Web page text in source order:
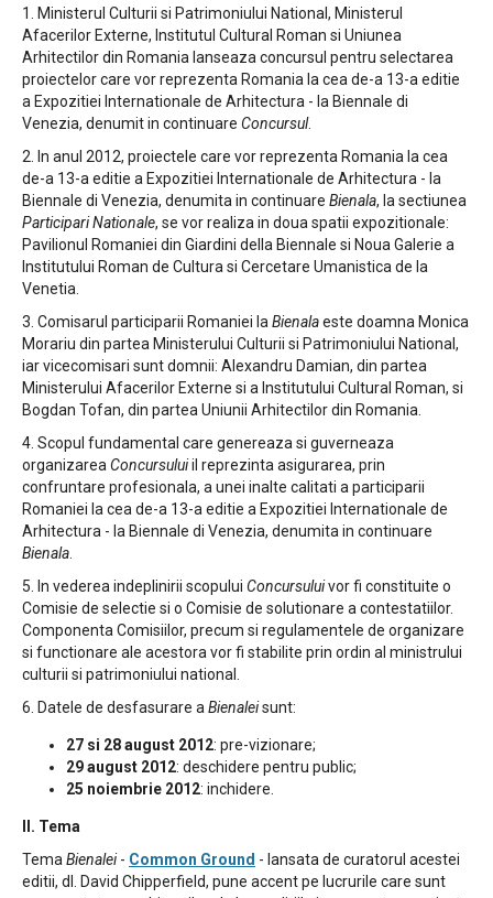
1. Ministerul Culturii si Patrimoniului National, Ministerul
Afacerilor Externe, Institutul Cultural Roman si Uniunea
Arhitectilor din Romania lanseaza concursul pentru selectarea
proiectelor care vor reprezenta Romania la cea de-a 13-a editie
a Expozitiei Internationale de Arhitectura - la Biennale di
Venezia, denumit in continuare Concursul.
2. In anul 2012, proiectele care vor reprezenta Romania la cea
de-a 13-a editie a Expozitiei Internationale de Arhitectura - la
Biennale di Venezia, denumita in continuare Bienala, la sectiunea
Participari Nationale, se vor realiza in doua spatii expozitionale:
Pavilionul Romaniei din Giardini della Biennale si Noua Galerie a
Institutului Roman de Cultura si Cercetare Umanistica de la
Venetia.
3. Comisarul participarii Romaniei la Bienalaeste doamna Monica
Morariu din partea Ministerului Culturii si Patrimoniului National,
iar vicecomisari sunt domnii: Alexandru Damian, din partea
Ministerului Afacerilor Externe si a Institutului Cultural Roman, si
Bogdan Tofan, din partea Uniunii Arhitectilor din Romania.
4. Scopul fundamental care genereaza si guverneaza
organizarea Concursuluiil reprezinta asigurarea, prin
confruntare profesionala, a unei inalte calitati a participarii
Romaniei la cea de-a 13-a editie a Expozitiei Internationale de
Arhitectura - la Biennale di Venezia, denumita in continuare
Bienala
5. In vederea indeplinirii scopului Concursuluivor fi constituite o
Comisie de selectie si o Comisie de solutionare a contestatiilor.
Componenta Comisiilor, precum si regulamentele de organizare
si functionare ale acestora vor fi stabilite prin ordin al ministrului
culturii si patrimoniului national.
6. Datele de desfasurare a Bienaleisunt:
27 si 28 august 2012: pre-vizionare;
29 august 2012: deschidere pentru public;
25 noiembrie 2012: inchidere.
II. Tema
Tema Bienalei- Common Ground - lansata de curatorul acestei
editii, dl. David Chipperfield, pune accent pe lucrurile care sunt